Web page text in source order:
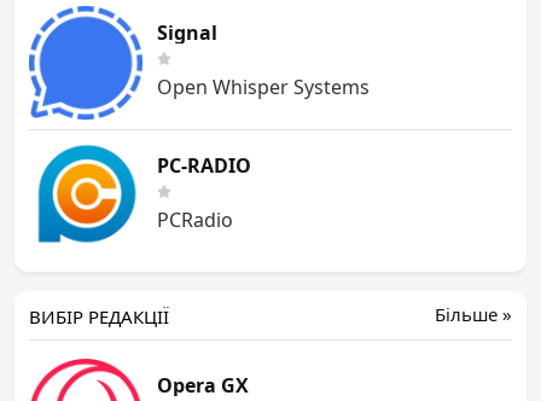
Signal
Open Whisper Systems
PC-RADIO
PCRadio
Більше »
ВИБІР РЕДАКЦІЇ
Opera GX